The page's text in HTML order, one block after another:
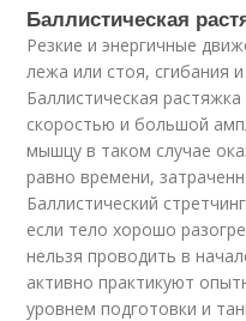
Баллистическая
Резкие и энергичные
лежа или стоя, сгибания
Баллистическая
скоростью и большой
мышцу в таком случае
равно времени,
Баллистический
если тело хорошо
нельзя проводить в
активно практикуют
уровнем подготовки и